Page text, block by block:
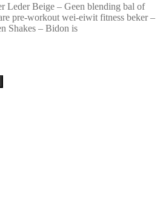
Leder Beige – Geen blending bal of
pre-workout wei-eiwit fitness beker –
Shakes – Bidon is